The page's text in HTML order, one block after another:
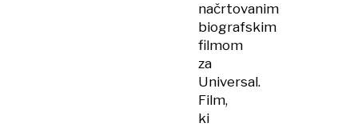
načrtovanim
biografskim
filmom
za
Universal.
Film,
ki